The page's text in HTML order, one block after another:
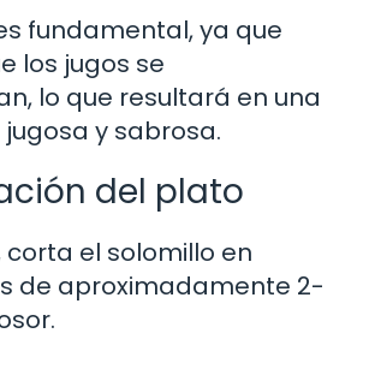
fundamental, ya que
los jugos se
lo que resultará en una
y sabrosa.
del plato
corta el solomillo en
de aproximadamente 2-